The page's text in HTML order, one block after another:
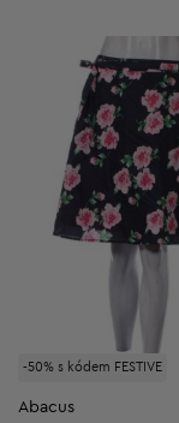
-50% s kódem FESTIVE
Abacus